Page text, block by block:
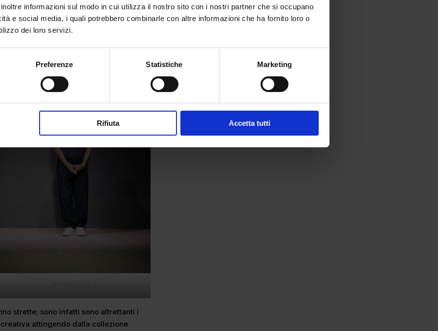
informazioni sul modo in cui utilizza il nostro sito con i nostri partner che si occupano
e social media, i quali potrebbero combinarle con altre informazioni che ha fornito loro o
dei loro servizi.
Preferenze Statistiche Marketing
Rifiuta Accetta tutti
nominare la signora della moda
le sfilate di Prada e Miu Miu
e docollete.
Giorgio Armani
strette; sono infatti sono altrettanti i
attingendo dalla collezione